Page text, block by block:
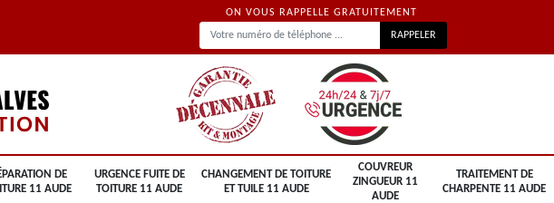
ON VOUS RAPPELLE GRATUITEMENT
DE
11 AUDE
URGENCE FUITE DE
TOITURE 11 AUDE
CHANGEMENT DE TOITURE
ET TUILE 11 AUDE
COUVREUR
ZINGUEUR 11
AUDE
TRAITEMENT DE
CHARPENTE 11 AUDE